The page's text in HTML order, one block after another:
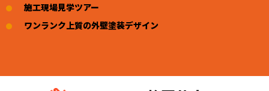
施工現場見学ツアー
ワンランク上質の外壁塗装デザイン